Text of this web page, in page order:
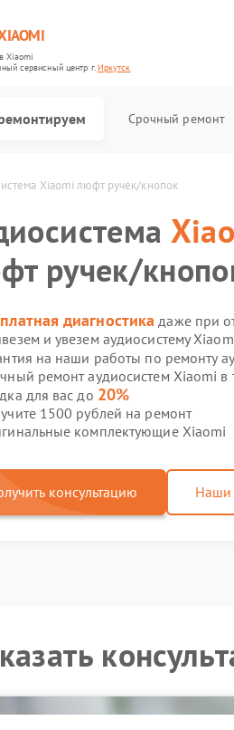
Xiaomi
cервисный центр г.Иркутск
Срочный ремонт
Xiaomi люфт ручек/кнопок
ручек/
диагностика даже при
и увезем аудиосистему
на наши работы по ремонту
ремонт аудиосистем Xiaomi в
для вас до 20%
1500 рублей на ремонт
комплектующие Xiaomi
консультацию Наши